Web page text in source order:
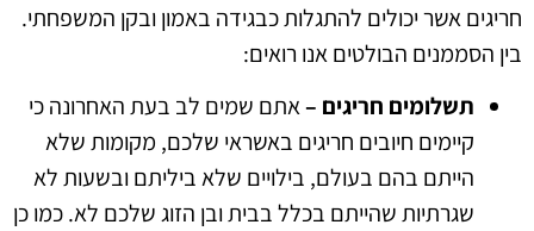
חריגים אשר יכולים להתגלות כבגידה באמון ובקן המשפחתי.
בין הסממנים הבולטים אנו רואים:
תשלומים חריגים –אתם שמים לב בעת האחרונה כי
קיימים חיובים חריגים באשראי שלכם, מקומות שלא
הייתם בהם בעולם, בילויים שלא ביליתם ובשעות לא
שגרתיות שהייתם בכלל בבית ובן הזוג שלכם לא. כמו כן